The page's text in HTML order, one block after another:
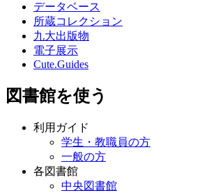
データベース
所蔵コレクション
九大出版物
電子展示
Cute.Guides
図書館を使う
利用ガイド
学生・教職員の方
一般の方
各図書館
中央図書館